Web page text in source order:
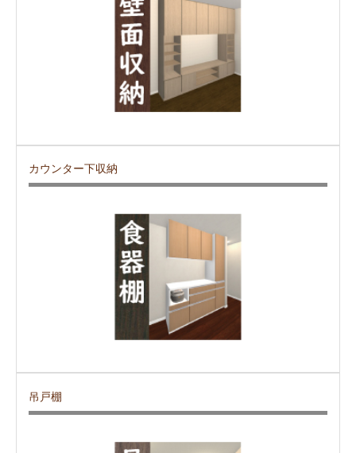
カウンター下収納
吊戸棚